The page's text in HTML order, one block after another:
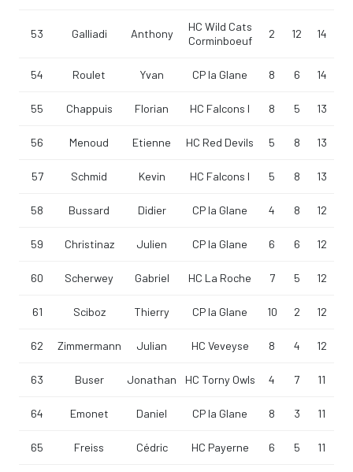
53 Galliadi Anthony
HC Wild Cats
Corminboeuf
2 12 14
54 Roulet Yvan CP la Glane 8 6 14
55 Chappuis Florian HC Falcons I 8 5 13
56 Menoud Etienne HC Red Devils 5 8 13
57 Schmid Kevin HC Falcons I 5 8 13
58 Bussard Didier CP la Glane 4 8 12
59 Christinaz Julien CP la Glane 6 6 12
60 Scherwey Gabriel HC La Roche 7 5 12
61 Sciboz Thierry CP la Glane 10 2 12
62 Zimmermann Julian HC Veveyse 8 4 12
63 Buser Jonathan HC Torny Owls 4 7 11
64 Emonet Daniel CP la Glane 8 3 11
65 Freiss Cédric HC Payerne 6 5 11